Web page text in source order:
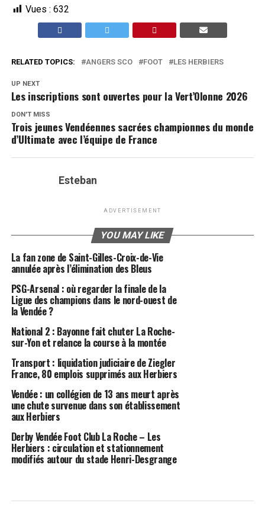
Vues : 632
RELATED TOPICS: ANGERS SCO FOOT LES HERBIERS
UP NEXT
Les inscriptions sont ouvertes pour la Vert’Olonne 2026
DON'T MISS
Trois jeunes Vendéennes sacrées championnes du monde
d’Ultimate avec l’équipe de France
Esteban
ADVERTISEMENT
YOU MAY LIKE
La fan zone de Saint-Gilles-Croix-de-Vie
annulée après l’élimination des Bleus
PSG-Arsenal : où regarder la finale de la
Ligue des champions dans le nord-ouest de
la Vendée ?
National 2 : Bayonne fait chuter La Roche-
sur-Yon et relance la course à la montée
Transport : liquidation judiciaire de Ziegler
France, 80 emplois supprimés aux Herbiers
Vendée : un collégien de 13 ans meurt après
une chute survenue dans son établissement
aux Herbiers
Derby Vendée Foot Club La Roche – Les
Herbiers : circulation et stationnement
modifiés autour du stade Henri-Desgrange